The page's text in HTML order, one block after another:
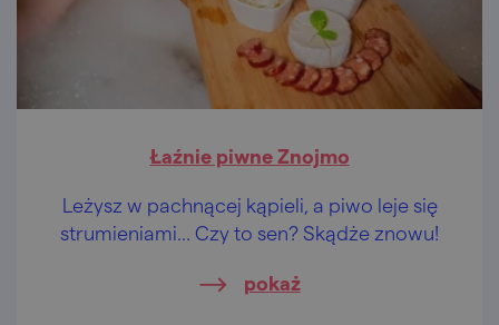
Łaźnie piwne Znojmo
Leżysz w pachnącej kąpieli, a piwo leje się
strumieniami… Czy to sen? Skądże znowu!
pokaż